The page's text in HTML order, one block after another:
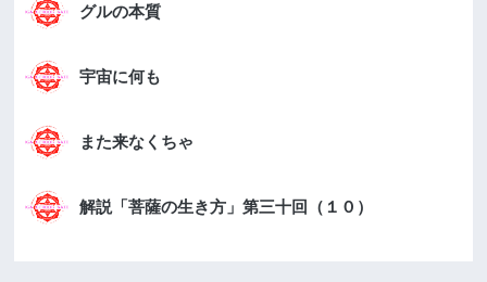
グルの本質
宇宙に何も
また来なくちゃ
解説「菩薩の生き方」第三十回（１０）